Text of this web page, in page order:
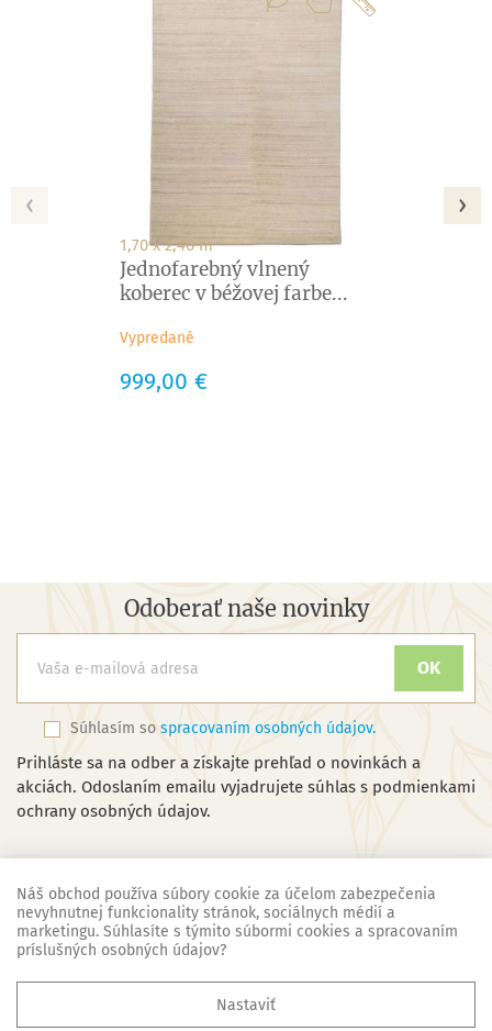
1,70 x 2,40 m
Jednofarebný vlnený
koberec v béžovej farbe...
Vypredané
Cena
999,00 €
‹ ›
Odoberať naše novinky
Súhlasím so spracovaním osobných údajov.
Prihláste sa na odber a získajte prehľad o novinkách a
akciách. Odoslaním emailu vyjadrujete súhlas s podmienkami
ochrany osobných údajov.
Náš obchod
Základné informácie 
Náš obchod používa súbory cookie za účelom zabezpečenia
nevyhnutnej funkcionality stránok, sociálnych médií a
marketingu. Súhlasíte s týmito súbormi cookies a spracovaním
príslušných osobných údajov?
Nastaviť